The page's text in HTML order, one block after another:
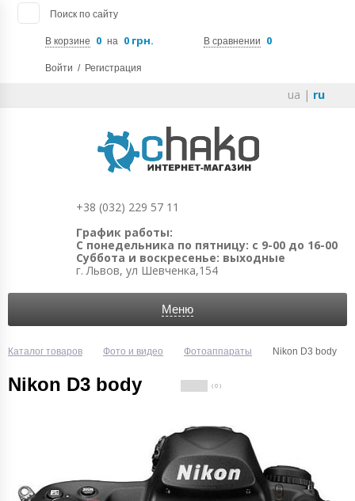
Поиск по сайту
В корзине 0 на 0 грн. В сравнении 0
Войти / Регистрация
ua | ru
+38 (032) 229 57 11
График работы:
С понедельника по пятницу: с 9-00 до 16-00
Суббота и воскресенье: выходные
г. Львов, ул Шевченка,154
Меню
Каталог товаров Фото и видео Фотоаппараты Nikon D3 body
Nikon D3 body ( 0 )